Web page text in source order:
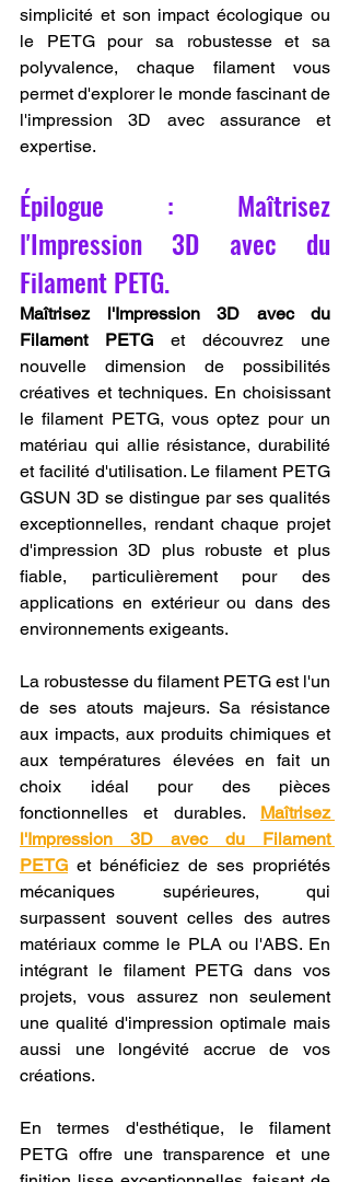
simplicité et son impact écologique ou
le PETG pour sa robustesse et sa
polyvalence, chaque filament vous
permet d'explorer le monde fascinant de
l'impression 3D avec assurance et
expertise.
Épilogue : Maîtrisez
l'Impression 3D avec du
Filament PETG.
Maîtrisez l'Impression 3D avec du
Filament PETG et découvrez une
nouvelle dimension de possibilités
créatives et techniques. En choisissant
le filament PETG, vous optez pour un
matériau qui allie résistance, durabilité
et facilité d'utilisation. Le filament PETG
GSUN 3D se distingue par ses qualités
exceptionnelles, rendant chaque projet
d'impression 3D plus robuste et plus
fiable, particulièrement pour des
applications en extérieur ou dans des
environnements exigeants.
La robustesse du filament PETG est l'un
de ses atouts majeurs. Sa résistance
aux impacts, aux produits chimiques et
aux températures élevées en fait un
choix idéal pour des pièces
fonctionnelles et durables. Maîtrisez
l'Impression 3D avec du Filament
PETG et bénéficiez de ses propriétés
mécaniques supérieures, qui
surpassent souvent celles des autres
matériaux comme le PLA ou l'ABS. En
intégrant le filament PETG dans vos
projets, vous assurez non seulement
une qualité d'impression optimale mais
aussi une longévité accrue de vos
créations.
En termes d'esthétique, le filament
PETG offre une transparence et une